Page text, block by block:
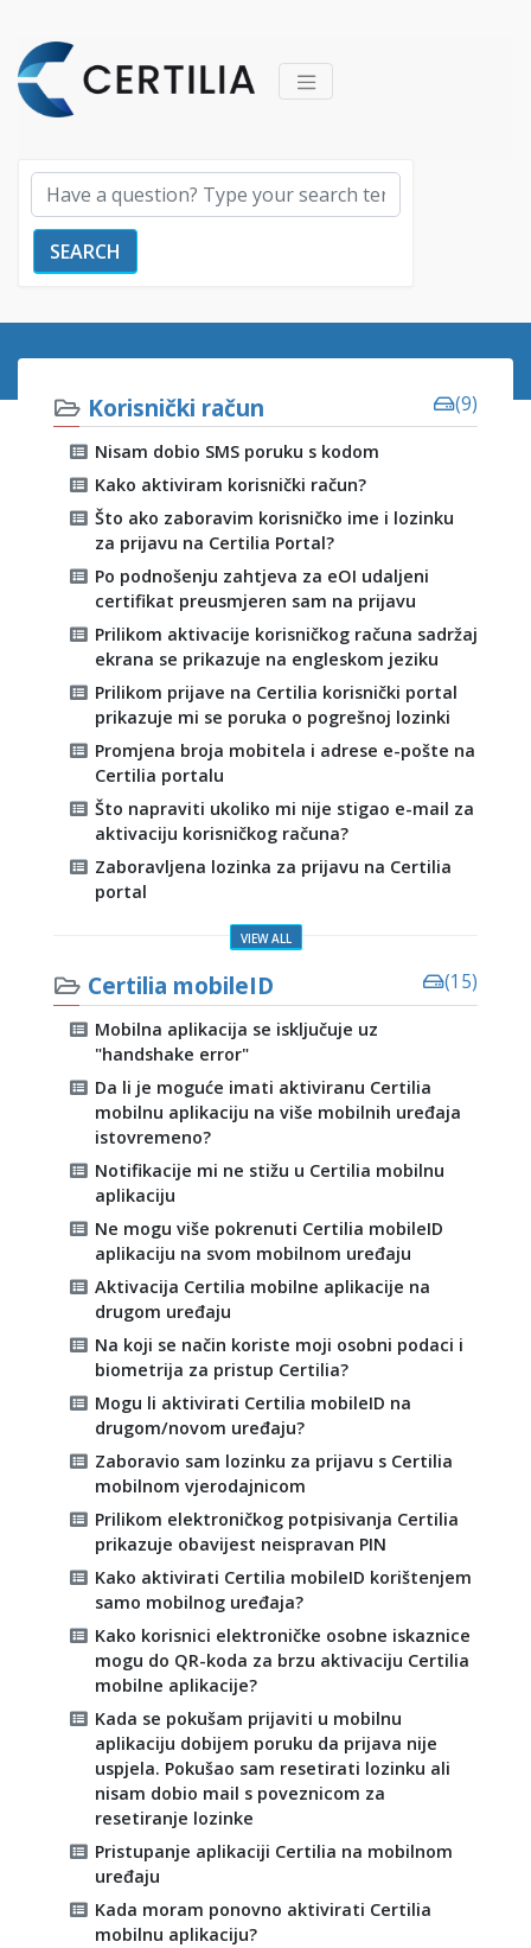
SEARCH
(9)
Korisnički račun
Nisam dobio SMS poruku s kodom
Kako aktiviram korisnički račun?
Što ako zaboravim korisničko ime i lozinku
za prijavu na Certilia Portal?
Po podnošenju zahtjeva za eOI udaljeni
certifikat preusmjeren sam na prijavu
Prilikom aktivacije korisničkog računa sadržaj
ekrana se prikazuje na engleskom jeziku
Prilikom prijave na Certilia korisnički portal
prikazuje mi se poruka o pogrešnoj lozinki
Promjena broja mobitela i adrese e-pošte na
Certilia portalu
Što napraviti ukoliko mi nije stigao e-mail za
aktivaciju korisničkog računa?
Zaboravljena lozinka za prijavu na Certilia
portal
VIEW ALL
(15)
Certilia mobileID
Mobilna aplikacija se isključuje uz
"handshake error"
Da li je moguće imati aktiviranu Certilia
mobilnu aplikaciju na više mobilnih uređaja
istovremeno?
Notifikacije mi ne stižu u Certilia mobilnu
aplikaciju
Ne mogu više pokrenuti Certilia mobileID
aplikaciju na svom mobilnom uređaju
Aktivacija Certilia mobilne aplikacije na
drugom uređaju
Na koji se način koriste moji osobni podaci i
biometrija za pristup Certilia?
Mogu li aktivirati Certilia mobileID na
drugom/novom uređaju?
Zaboravio sam lozinku za prijavu s Certilia
mobilnom vjerodajnicom
Prilikom elektroničkog potpisivanja Certilia
prikazuje obavijest neispravan PIN
Kako aktivirati Certilia mobileID korištenjem
samo mobilnog uređaja?
Kako korisnici elektroničke osobne iskaznice
mogu do QR-koda za brzu aktivaciju Certilia
mobilne aplikacije?
Kada se pokušam prijaviti u mobilnu
aplikaciju dobijem poruku da prijava nije
uspjela. Pokušao sam resetirati lozinku ali
nisam dobio mail s poveznicom za
resetiranje lozinke
Pristupanje aplikaciji Certilia na mobilnom
uređaju
Kada moram ponovno aktivirati Certilia
mobilnu aplikaciju?